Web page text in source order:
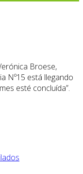
Broese,
Nº15 está llegando
esté concluída”.